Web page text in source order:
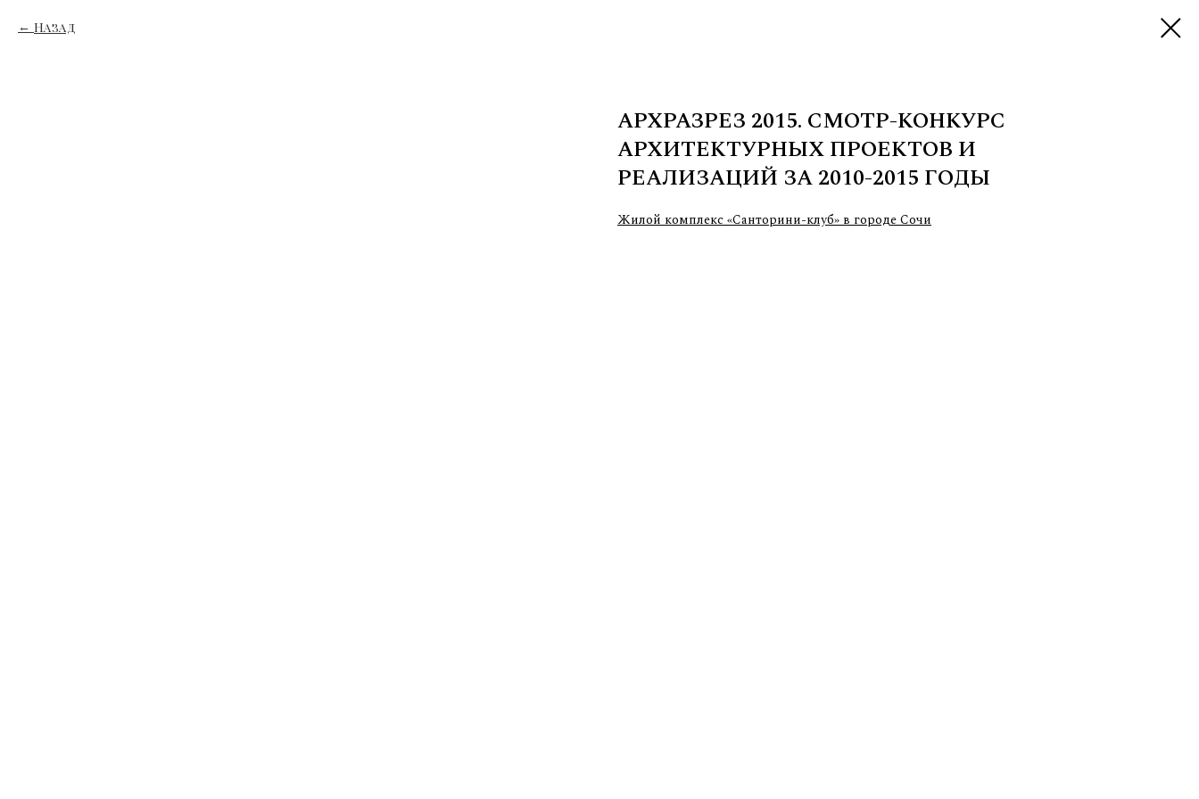
Назад
АРХРАЗРЕЗ 2015. СМОТР-КОНКУРС
АРХИТЕКТУРНЫХ ПРОЕКТОВ И
РЕАЛИЗАЦИЙ ЗА 2010-2015 ГОДЫ
Жилой комплекс «Санторини-клуб» в городе Сочи